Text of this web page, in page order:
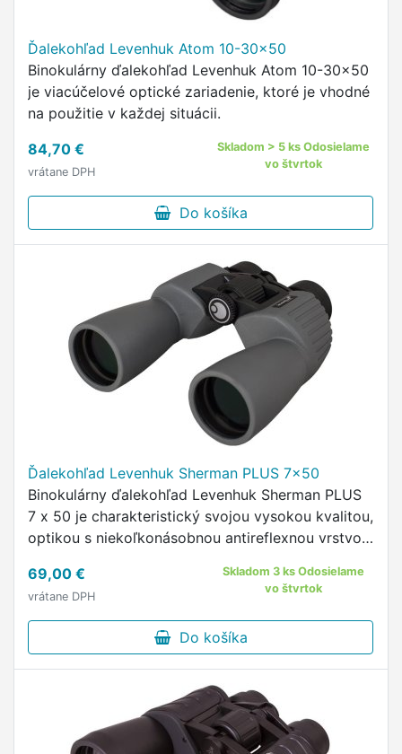
Ďalekohľad Levenhuk Atom 10-30x50
Binokulárny ďalekohľad Levenhuk Atom 10-30x50
je viacúčelové optické zariadenie, ktoré je vhodné
na použitie v každej situácii.
84,70 €
vrátane DPH
Skladom > 5 ks Odosielame
vo štvrtok
Do košíka
Ďalekohľad Levenhuk Sherman PLUS 7x50
Binokulárny ďalekohľad Levenhuk Sherman PLUS
7 x 50 je charakteristický svojou vysokou kvalitou,
optikou s niekoľkonásobnou antireflexnou vrstvou
zlepšenou …
69,00 €
vrátane DPH
Skladom 3 ks Odosielame
vo štvrtok
Do košíka